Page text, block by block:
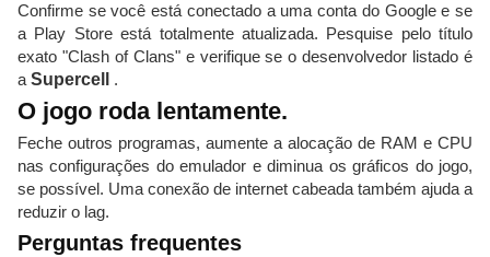
Confirme se você está conectado a uma conta do Google e se
a Play Store está totalmente atualizada. Pesquise pelo título
exato "Clash of Clans" e verifique se o desenvolvedor listado é
a Supercell .
O jogo roda lentamente.
Feche outros programas, aumente a alocação de RAM e CPU
nas configurações do emulador e diminua os gráficos do jogo,
se possível. Uma conexão de internet cabeada também ajuda a
reduzir o lag.
Perguntas frequentes